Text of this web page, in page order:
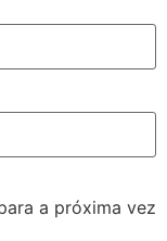
a próxima vez